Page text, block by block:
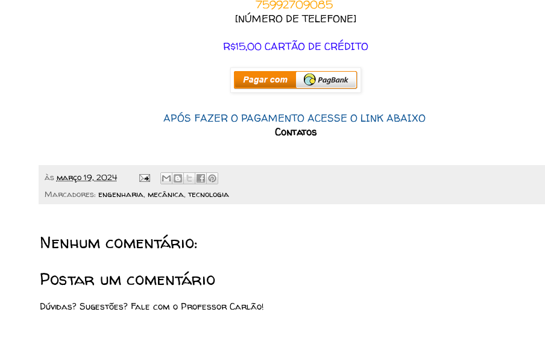
75992709085
[NÚMERO DE TELEFONE]
R$15,00 CARTÃO DE CRÉDITO
APÓS FAZER O PAGAMENTO ACESSE O LINK ABAIXO
Contatos
às março 19, 2024
Marcadores: engenharia, mecânica,tecnologia
Nenhum comentário:
Postar um comentário
Dúvidas? Sugestões? Fale com o Professor Carlão!